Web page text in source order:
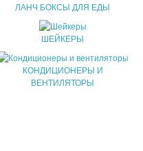
ЛАНЧ БОКСЫ ДЛЯ ЕДЫ
ШЕЙКЕРЫ
КОНДИЦИОНЕРЫ И
ВЕНТИЛЯТОРЫ